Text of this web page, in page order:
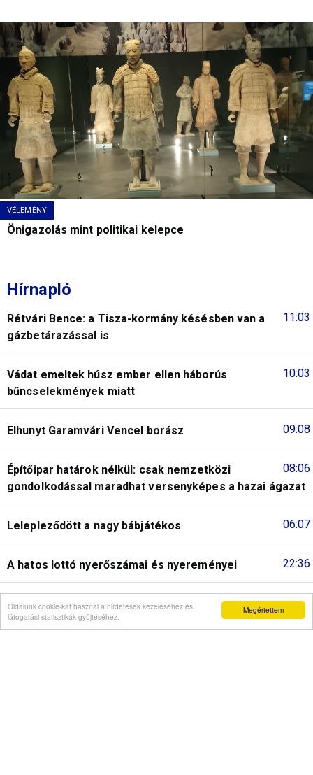
Megértettem
Oldalunk cookie-kat használ a hirdetések kezeléséhez és
látogatási statisztikák gyűjtéséhez.
VÉLEMÉNY
Önigazolás mint politikai kelepce
Hírnapló
11:03
Rétvári Bence: a Tisza-kormány késésben van a
gázbetárazással is
10:03
Vádat emeltek húsz ember ellen háborús
bűncselekmények miatt
09:08
Elhunyt Garamvári Vencel borász
08:06
Építőipar határok nélkül: csak nemzetközi
gondolkodással maradhat versenyképes a hazai ágazat
06:07
Lelepleződött a nagy bábjátékos
22:36
A hatos lottó nyerőszámai és nyereményei
21:34
Csütörtököt mondó kupacsapatok: zakózott a
Vasutas és az ETO